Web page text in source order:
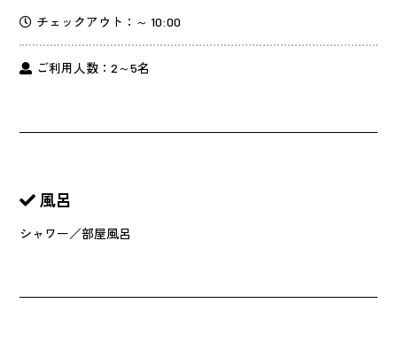
チェックアウト：～ 10:00
ご利用人数：2～5名
風呂
シャワー／部屋風呂